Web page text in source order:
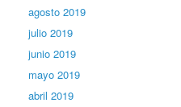
agosto 2019
julio 2019
junio 2019
mayo 2019
abril 2019